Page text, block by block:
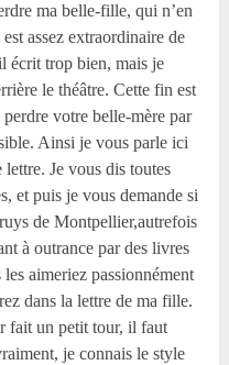
ma belle-fille, qui n’en
assez extraordinaire de
écrit trop bien, mais je
le théâtre. Cette fin est
votre belle-mère par
Ainsi je vous parle ici
Je vous dis toutes
et puis je vous demande si
de Montpellier,autrefois
à outrance par des livres
aimeriez passionnément
dans la lettre de ma fille.
fait un petit tour, il faut
je connais le style